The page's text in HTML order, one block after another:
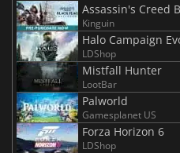
Assassin's Creed
Kinguin
Halo Campaign
LDShop
Mistfall Hunter
LootBar
Palworld
Gamesplanet US
Forza Horizon 6
LDShop